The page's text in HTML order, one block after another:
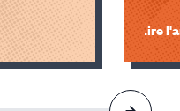
Lire